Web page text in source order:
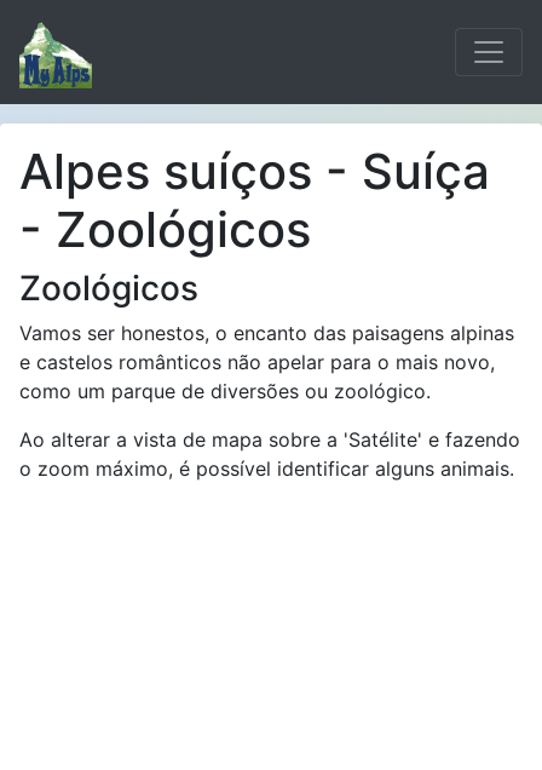
Alpes suíços - Suíça
- Zoológicos
Zoológicos
Vamos ser honestos, o encanto das paisagens alpinas
e castelos românticos não apelar para o mais novo,
como um parque de diversões ou zoológico.
Ao alterar a vista de mapa sobre a 'Satélite' e fazendo
o zoom máximo, é possível identificar alguns animais.